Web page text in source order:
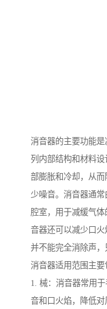
消音器的主要功能
列内部结构和材料
部膨胀和冷却，从
少噪音。消音器通
腔室，用于减缓气
音器还可以减少口
并不能完全消除声，
消音器适用范围主要
1. 械：消音器常用
音和口火焰，降低对